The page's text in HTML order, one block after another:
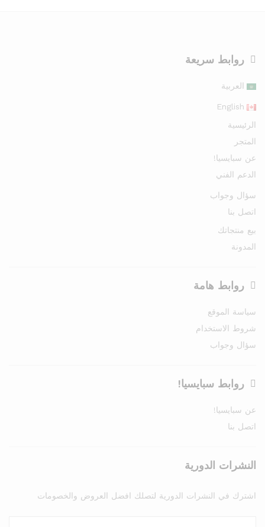
روابط سريعة
العربية
English
الرئيسية
المتجر
عن سبايسيا!
الدعم الفني
سؤال وجواب
اتصل بنا
بيع منتجاتك
المدونة
روابط هامة
سياسة الموقع
شروط الاستخدام
سؤال وجواب
روابط سبايسيا!
عن سبايسيا!
اتصل بنا
النشرات الدورية
اشترك في النشرات الدورية لتصلك افضل العروض والخصومات